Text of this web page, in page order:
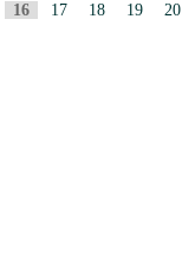
16 17 18 19 20